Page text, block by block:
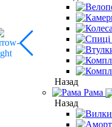
Назад
Рама
Назад